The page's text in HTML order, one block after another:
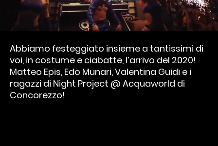
Abbiamo festeggiato insieme a tantissimi di
voi, in costume e ciabatte, l’arrivo del 2020!
Matteo Epis, Edo Munari, Valentina Guidi e i
ragazzi di Night Project @ Acquaworld di
Concorezzo!